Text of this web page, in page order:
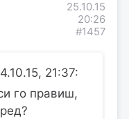
25.10.15
20:26
#1457
21:37:
го правиш,